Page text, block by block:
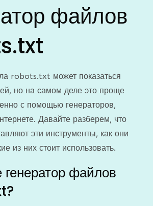
файлов
robots.txt может показаться
но на самом деле это проще
с помощью генераторов,
Давайте разберем, что
эти инструменты, как они
из них стоит использовать.
генератор файлов